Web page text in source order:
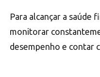
Para alcançar a saúde
monitorar
desempenho e contar